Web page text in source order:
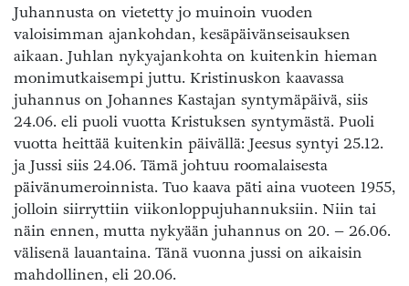
Juhannusta on vietetty jo muinoin vuoden
valoisimman ajankohdan, kesäpäivänseisauksen
aikaan. Juhlan nykyajankohta on kuitenkin hieman
monimutkaisempi juttu. Kristinuskon kaavassa
juhannus on Johannes Kastajan syntymäpäivä, siis
24.06. eli puoli vuotta Kristuksen syntymästä. Puoli
vuotta heittää kuitenkin päivällä: Jeesus syntyi 25.12.
ja Jussi siis 24.06. Tämä johtuu roomalaisesta
päivänumeroinnista. Tuo kaava päti aina vuoteen 1955,
jolloin siirryttiin viikonloppujuhannuksiin. Niin tai
näin ennen, mutta nykyään juhannus on 20. – 26.06.
välisenä lauantaina. Tänä vuonna jussi on aikaisin
mahdollinen, eli 20.06.